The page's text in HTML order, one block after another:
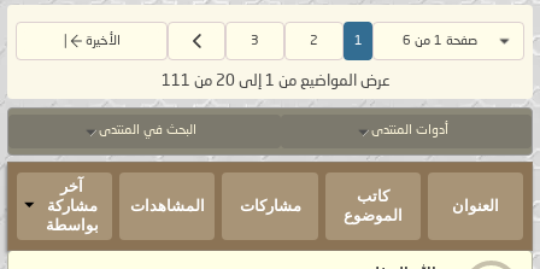
صفحة 1 من 6 1
2
3 الأخيرة
عرض المواضيع من 1 إلى 20 من 111
أدوات المنتدى البحث في المنتدى
العنوان
كاتب
الموضوع
مشاركات المشاهدات
آخر
مشاركة
بواسطة